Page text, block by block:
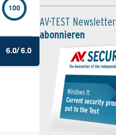
100
6.0/ 6.0
AV-TEST Newsletter
abonnieren